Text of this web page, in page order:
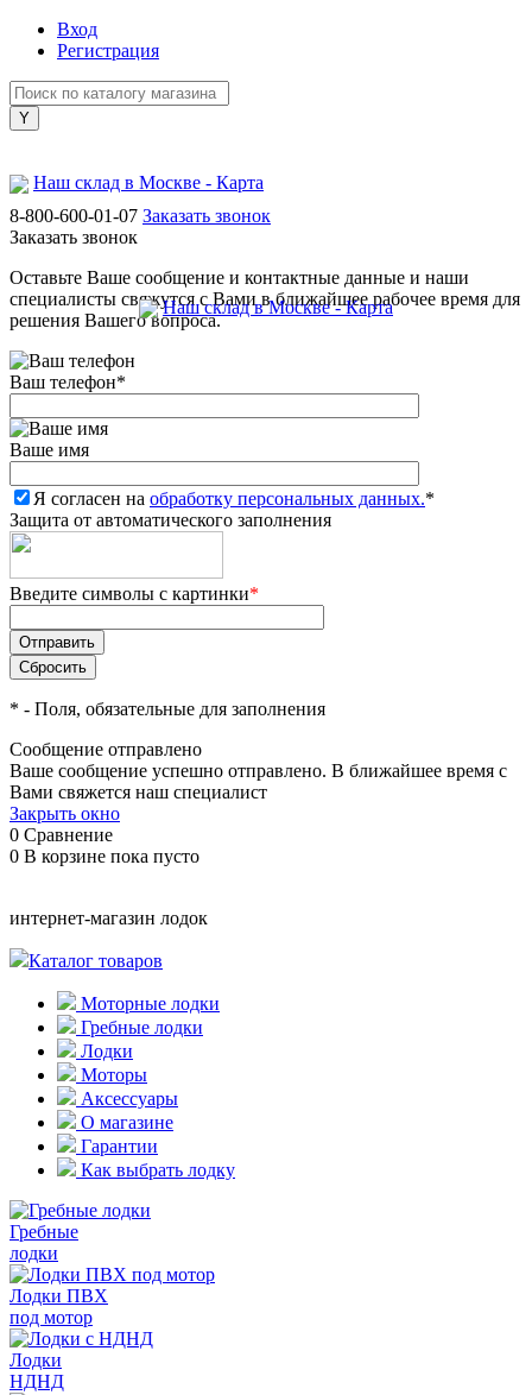
Вход
Регистрация
Наш склад в Москве - Карта
Наш склад в Москве - Карта
8-800-600-01-07 Заказать звонок
Заказать звонок
Оставьте Ваше сообщение и контактные данные и наши
специалисты свяжутся с Вами в ближайшее рабочее время для
решения Вашего вопроса.
Ваш телефон*
Ваше имя
Я согласен на обработку персональных данных.*
Защита от автоматического заполнения
Введите символы с картинки*
* - Поля, обязательные для заполнения
Сообщение отправлено
Ваше сообщение успешно отправлено. В ближайшее время с
Вами свяжется наш специалист
Закрыть окно
0 Сравнение
0 В корзине пока пусто
интернет-магазин лодок
Каталог товаров
Моторные лодки
Гребные лодки
Лодки
Моторы
Аксессуары
О магазине
Гарантии
Как выбрать лодку
Гребные
лодки
Лодки ПВХ
под мотор
Лодки
НДНД